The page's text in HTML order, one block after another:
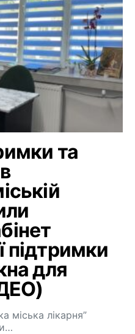
та
підтримки
для
міська лікарня”